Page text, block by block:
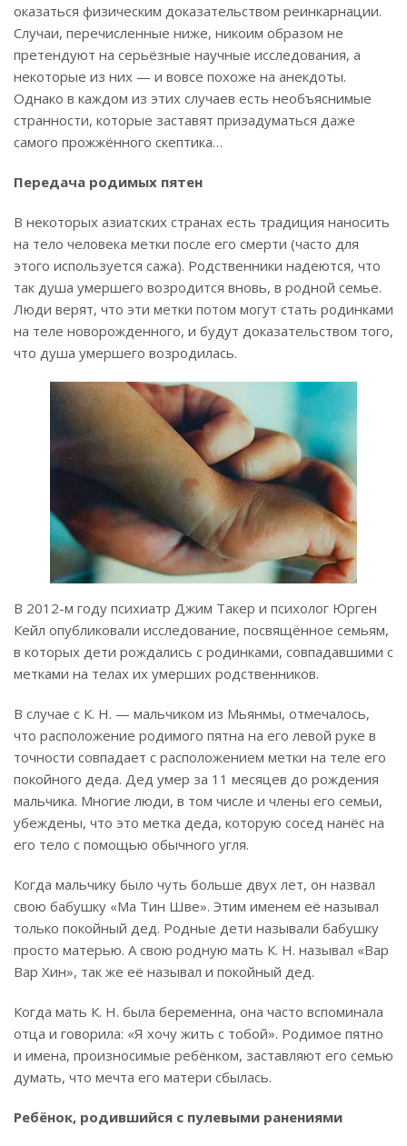
оказаться физическим доказательством реинкарнации.
Случаи, перечисленные ниже, никоим образом не
претендуют на серьёзные научные исследования, а
некоторые из них — и вовсе похоже на анекдоты.
Однако в каждом из этих случаев есть необъяснимые
странности, которые заставят призадуматься даже
самого прожжённого скептика…
Передача родимых пятен
В некоторых азиатских странах есть традиция наносить
на тело человека метки после его смерти (часто для
этого используется сажа). Родственники надеются, что
так душа умершего возродится вновь, в родной семье.
Люди верят, что эти метки потом могут стать родинками
на теле новорожденного, и будут доказательством того,
что душа умершего возродилась.
В 2012-м году психиатр Джим Такер и психолог Юрген
Кейл опубликовали исследование, посвящённое семьям,
в которых дети рождались с родинками, совпадавшими с
метками на телах их умерших родственников.
В случае с К. Н. — мальчиком из Мьянмы, отмечалось,
что расположение родимого пятна на его левой руке в
точности совпадает с расположением метки на теле его
покойного деда. Дед умер за 11 месяцев до рождения
мальчика. Многие люди, в том числе и члены его семьи,
убеждены, что это метка деда, которую сосед нанёс на
его тело с помощью обычного угля.
Когда мальчику было чуть больше двух лет, он назвал
свою бабушку «Ма Тин Шве». Этим именем её называл
только покойный дед. Родные дети называли бабушку
просто матерью. А свою родную мать К. Н. называл «Вар
Вар Хин», так же её называл и покойный дед.
Когда мать К. Н. была беременна, она часто вспоминала
отца и говорила: «Я хочу жить с тобой». Родимое пятно
и имена, произносимые ребёнком, заставляют его семью
думать, что мечта его матери сбылась.
Ребёнок, родившийся с пулевыми ранениями